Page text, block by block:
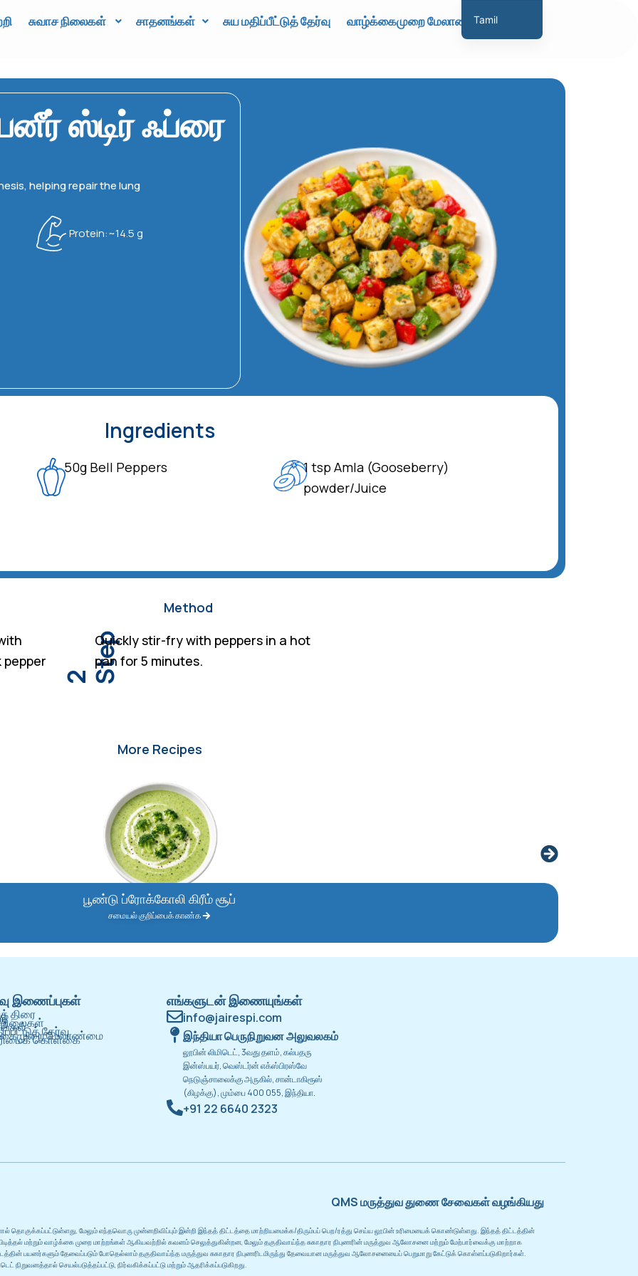
சுவாச நிலைகள் சாதனங்கள் சுய மதிப்பீட்டுத் தேர்வு வாழ்க்கைமுறை மேலாண்மை
ஸ்டிர் ஃப்ரை
helping repair the lung
Protein:~14.5 g
Ingredients
50g Bell Peppers
1 tsp Amla (Gooseberry)
powder/Juice
Method
S t
e
p
2
Quickly stir-fry with peppers in a hot
pan for 5 minutes.
More Recipes
பூண்டு ப்ரோக்கோலி கிரீம் சூப்
சமையல் குறிப்பைக் காண்க
இணைப்புகள்
திரை
நிலைகள்
தேர்வு
மேலாண்மை
கொள்கை
எங்களுடன் இணையுங்கள்
info@jairespi.com
இந்தியா பெருநிறுவன அலுவலகம்
லூபின் லிமிடெட், 3வது தளம், கல்பதரு
இன்ஸ்பயர், வெஸ்டர்ன் எக்ஸ்பிரஸ்வே
நெடுஞ்சாலைக்கு அருகில், சான்டாகிரூஸ்
(கிழக்கு), மும்பை 400 055, இந்தியா.
+91 22 6640 2323
QMS மருத்துவ துணை சேவைகள் வழங்கியது
தொகுக்கப்பட்டுள்ளது, மேலும் எந்தவொரு முன்னறிவிப்பும் இன்றி இந்தத் திட்டத்தை மாற்றியமைக்க/திரும்பப் பெற/ரத்து செய்ய லூபின் உரிமையைக் கொண்டுள்ளது. இந்தத் திட்டத்தின்
மற்றும் வாழ்க்கை முறை மாற்றங்கள் ஆகியவற்றில் கவனம் செலுத்துகின்றன, மேலும் தகுதிவாய்ந்த சுகாதார நிபுணரின் மருத்துவ ஆலோசனை மற்றும் மேற்பார்வைக்கு மாற்றாக
பயனர்களும் தேவைப்படும் போதெல்லாம் தகுதிவாய்ந்த மருத்துவ சுகாதார நிபுணரிடமிருந்து தேவையான மருத்துவ ஆலோசனையைப் பெறுமாறு கேட்டுக் கொள்ளப்படுகிறார்கள்.
நிறுவனத்தால் செயல்படுத்தப்பட்டு, நிர்வகிக்கப்பட்டு மற்றும் ஆதரிக்கப்படுகிறது.
Tamil
English
Bengali
Panjabi
Occitan